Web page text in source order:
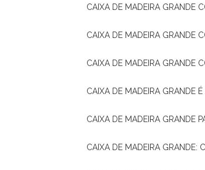
CAIXA DE MADEIRA GRANDE
CAIXA DE MADEIRA GRANDE
CAIXA DE MADEIRA GRANDE
CAIXA DE MADEIRA GRANDE
CAIXA DE MADEIRA GRANDE
CAIXA DE MADEIRA